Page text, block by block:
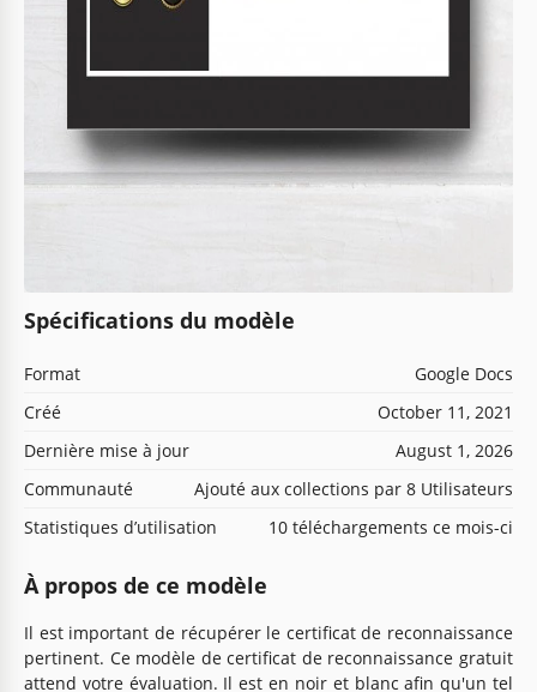
Spécifications du modèle
Format
Google Docs
Créé
October 11, 2021
Dernière mise à jour
August 1, 2026
Communauté
Ajouté aux collections par 8 Utilisateurs
Statistiques d’utilisation
10 téléchargements ce mois-ci
À propos de ce modèle
Il est important de récupérer le certificat de reconnaissance
pertinent. Ce modèle de certificat de reconnaissance gratuit
attend votre évaluation. Il est en noir et blanc afin qu'un tel